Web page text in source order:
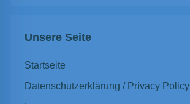
Unsere Seite
Startseite
Datenschutzerklärung / Privacy Policy